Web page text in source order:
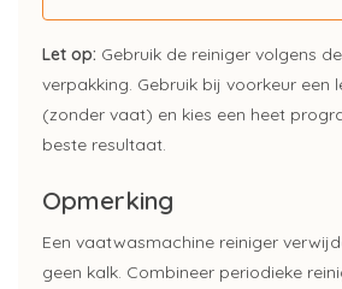
Let op: Gebruik de reiniger volgens
verpakking. Gebruik bij voorkeur een
(zonder vaat) en kies een heet
beste resultaat.
Opmerking
Een vaatwasmachine reiniger
geen kalk. Combineer periodieke